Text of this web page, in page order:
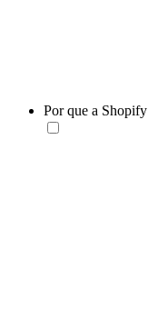
Por que a Shopify